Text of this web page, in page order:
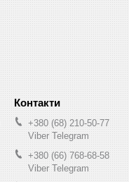
+380 (68) 210-50-77
Viber Telegram
+380 (66) 768-68-58
Viber Telegram